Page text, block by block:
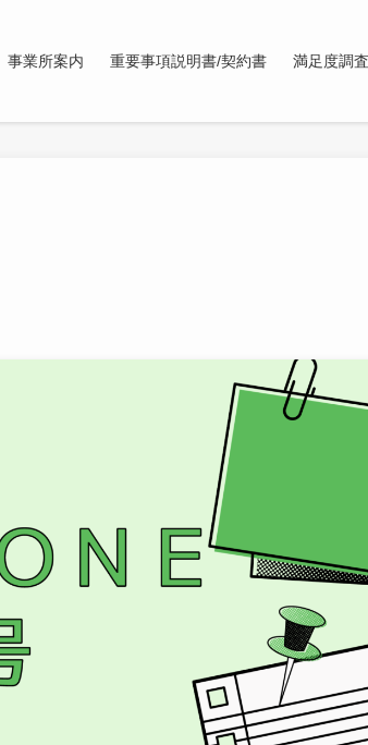
事業所案内 重要事項説明書/契約書 満足度調